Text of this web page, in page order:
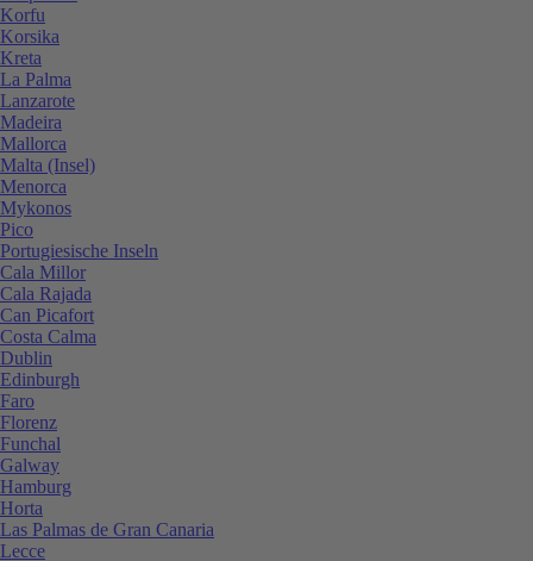
Korfu
Korsika
Kreta
La Palma
Lanzarote
Madeira
Mallorca
Malta (Insel)
Menorca
Mykonos
Pico
Portugiesische Inseln
Cala Millor
Cala Rajada
Can Picafort
Costa Calma
Dublin
Edinburgh
Faro
Florenz
Funchal
Galway
Hamburg
Horta
Las Palmas de Gran Canaria
Lecce